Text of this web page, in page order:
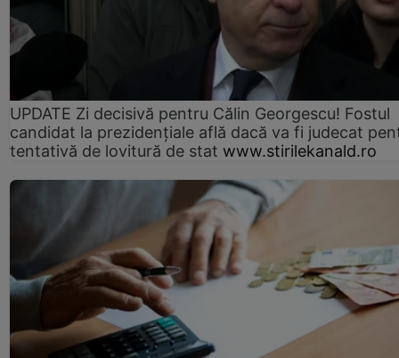
UPDATE Zi decisivă pentru Călin Georgescu! Fostul
candidat la prezidențiale află dacă va fi judecat
tentativă de lovitură de stat www.stirilekanald.ro